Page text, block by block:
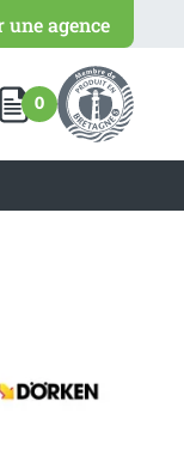
une agence
0